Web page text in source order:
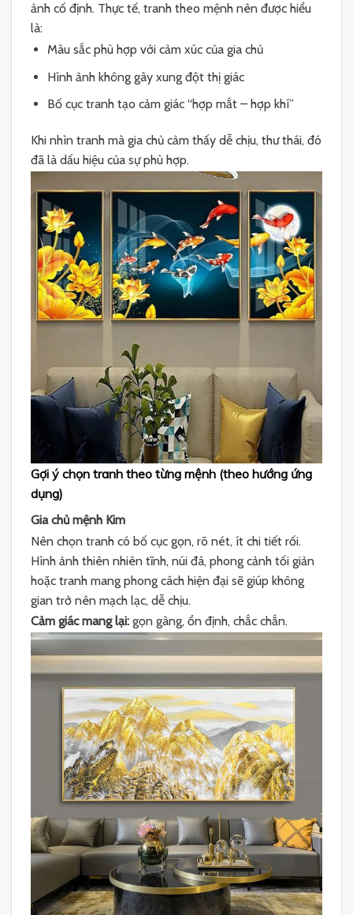
ảnh cố định. Thực tế, tranh theo mệnh nên được hiểu
là:
Màu sắc phù hợp với cảm xúc của gia chủ
Hình ảnh không gây xung đột thị giác
Bố cục tranh tạo cảm giác “hợp mắt – hợp khí”
Khi nhìn tranh mà gia chủ cảm thấy dễ chịu, thư thái, đó
đã là dấu hiệu của sự phù hợp.
Gợi ý chọn tranh theo từng mệnh (theo hướng ứng
dụng)
Gia chủ mệnh Kim
Nên chọn tranh có bố cục gọn, rõ nét, ít chi tiết rối.
Hình ảnh thiên nhiên tĩnh, núi đá, phong cảnh tối giản
hoặc tranh mang phong cách hiện đại sẽ giúp không
gian trở nên mạch lạc, dễ chịu.
Cảm giác mang lại: gọn gàng, ổn định, chắc chắn.